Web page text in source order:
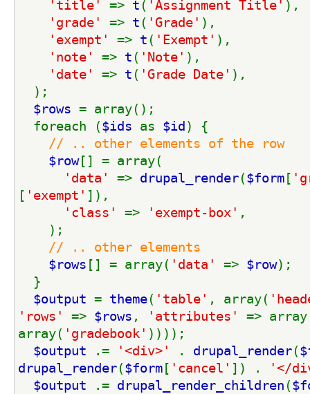
'title' => t ( 'Assignment Title' ),
'grade' => t ( 'Grade' ),
'exempt' => t ( 'Exempt' ),
'note' => t ( 'Note' ),
'date' => t ( 'Grade Date' ),
);
$rows = array();
foreach ($ids as $id) {
// .. other elements of the row
$row[] = array(
'data' => drupal_render($form[
[ 'exempt' ]),
'class' => 'exempt-box' ,
);
// .. other elements
$rows [] = array( 'data' => $row);
}
$output = theme( 'table' , array(
'rows' => $rows , 'attributes' =>
array( 'gradebook' ))));
$output
.= '<div>' . drupal_render(
drupal_render($form[ 'cancel' ]) .
'</
$output
.= drupal_render_children (